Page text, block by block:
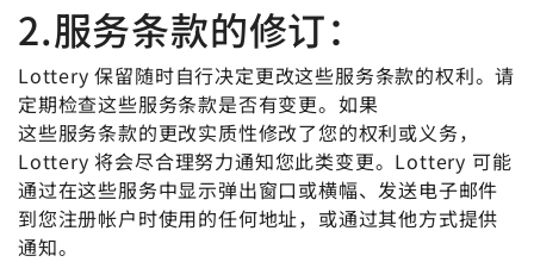
2.服务条款的修订：
Lottery 保留随时自行决定更改这些服务条款的权利。请
定期检查这些服务条款是否有变更。如果
这些服务条款的更改实质性修改了您的权利或义务，
Lottery 将会尽合理努力通知您此类变更。Lottery 可能
通过在这些服务中显示弹出窗口或横幅、发送电子邮件
到您注册帐户时使用的任何地址，或通过其他方式提供
通知。